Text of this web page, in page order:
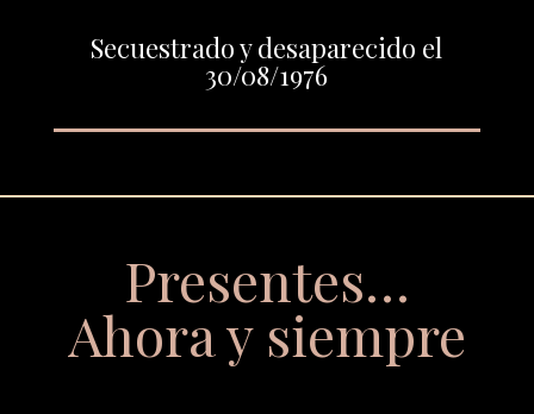
Secuestrado y desaparecido el
30/08/1976
Presentes…
Ahora y siempre